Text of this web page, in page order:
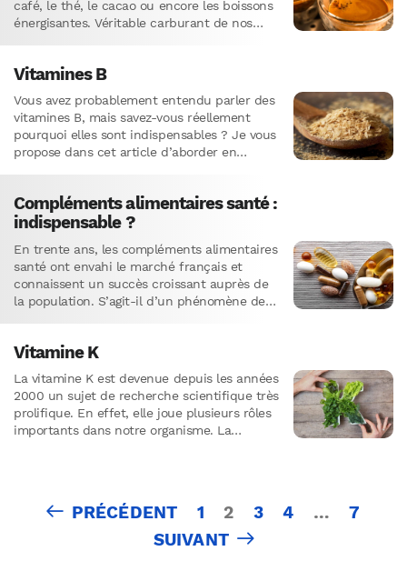
café, le thé, le cacao ou encore les boissons
énergisantes. Véritable carburant de nos
Vitamines B
Vous avez probablement entendu parler des
vitamines B, mais savez-vous réellement
pourquoi elles sont indispensables ? Je vous
propose dans cet article d’aborder en
Compléments alimentaires santé :
indispensable ?
En trente ans, les compléments alimentaires
santé ont envahi le marché français et
connaissent un succès croissant auprès de
la population. S’agit-il d’un phénomène de
Vitamine K
La vitamine K est devenue depuis les années
2000 un sujet de recherche scientifique très
prolifique. En effet, elle joue plusieurs rôles
importants dans notre organisme. La
des
publications
PRÉCÉDENT 1 2 3 4 …
7
SUIVANT